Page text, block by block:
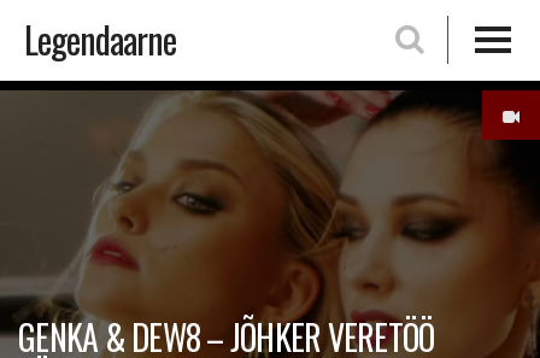
Skip
Legendaarne
GENKA & DEW8 – JÕHKER VERETÖÖ